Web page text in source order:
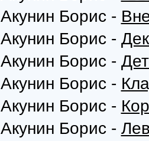
Акунин Борис -
Акунин Борис -
Акунин Борис -
Акунин Борис -
Акунин Борис -
Акунин Борис -